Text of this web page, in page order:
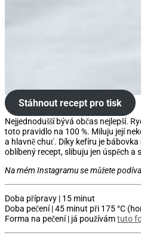
Stáhnout recept pro tisk
Nejjednodušší bývá občas nejlepší.
toto pravidlo na 100 %. Miluju její
a hlavně chuť. Díky kefíru je
oblíbený recept, slibuju jen úspěch a
Na mém Instagramu se můžete
Doba přípravy | 15 minut
Doba pečení | 45 minut při 175 °C
Forma na pečení | já používámtuto